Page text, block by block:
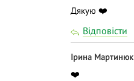
Дякую ❤️
Відповісти
Ірина Мартинюк
❤️